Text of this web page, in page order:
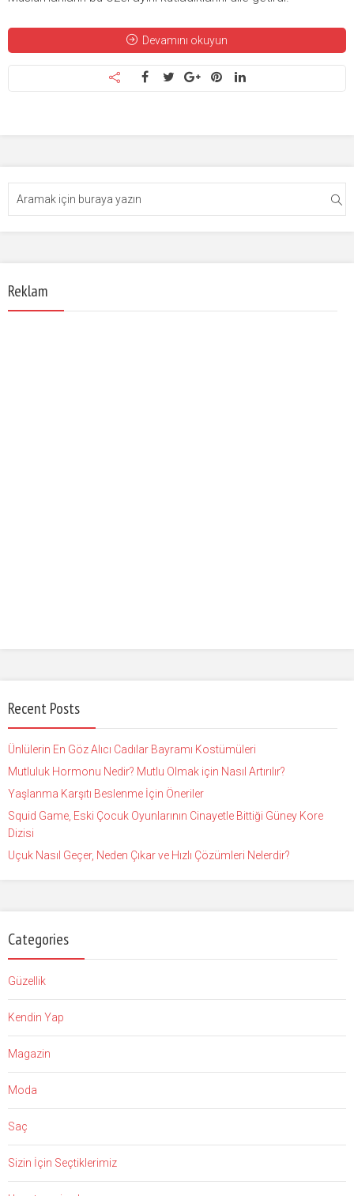
Devamını okuyun
Reklam
Recent Posts
Ünlülerin En Göz Alıcı Cadılar Bayramı Kostümüleri
Mutluluk Hormonu Nedir? Mutlu Olmak için Nasıl Artırılır?
Yaşlanma Karşıtı Beslenme İçin Öneriler
Squid Game, Eski Çocuk Oyunlarının Cinayetle Bittiği Güney Kore
Dizisi
Uçuk Nasıl Geçer, Neden Çıkar ve Hızlı Çözümleri Nelerdir?
Categories
Güzellik
Kendin Yap
Magazin
Moda
Saç
Sizin İçin Seçtiklerimiz